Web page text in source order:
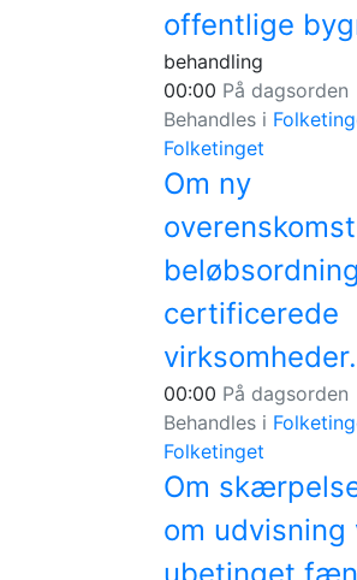
offentlige
behandling
00:00 På dagsorden
Behandles i
Folketinget
Om ny
certificerede
virksomheder.
00:00 På dagsorden
Behandles i
Folketinget
Om
om udvisning